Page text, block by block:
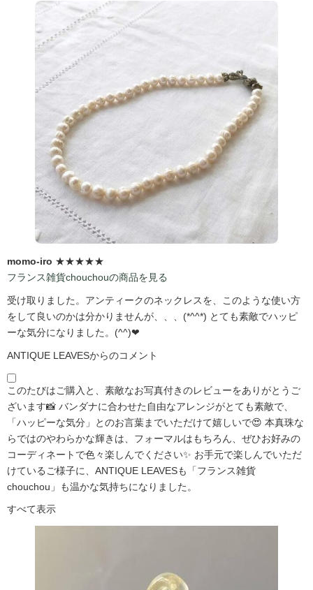
momo-iro ★★★★★
フランス雑貨chouchouの商品を見る
受け取りました。アンティークのネックレスを、このような使い方
をして良いのかは分かりませんが、、、(*^^*) とても素敵でハッピ
ーな気分になりました。(^^)❤
ANTIQUE LEAVESからのコメント
このたびはご購入と、素敵なお写真付きのレビューをありがとうご
ざいます📸 バンダナに合わせた自由なアレンジがとても素敵で、
「ハッピーな気分」とのお言葉までいただけて嬉しいで😍 本真珠な
らではのやわらかな輝きは、フォーマルはもちろん、ぜひお好みの
コーディネートで色々楽しんでください✨ お手元で楽しんでいただ
けているご様子に、ANTIQUE LEAVESも「フランス雑貨
chouchou」も温かな気持ちになりました。
すべて表示